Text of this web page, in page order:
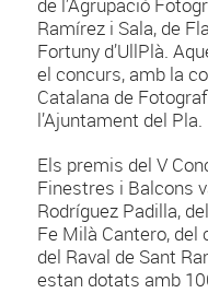
Ramírez i Sala, de
Fortuny d’UllPlà.
el concurs, amb la
Catalana de
l’Ajuntament del Pla.
Els premis del V
Finestres i Balcons
Rodríguez Padilla,
Fe Milà Cantero, del
del Raval de Sant
estan dotats amb